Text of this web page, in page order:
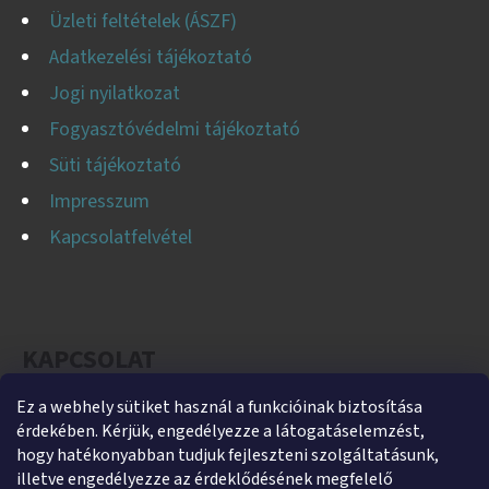
Ez a webhely sütiket használ a funkcióinak biztosítása
érdekében. Kérjük, engedélyezze a látogatáselemzést,
hogy hatékonyabban tudjuk fejleszteni szolgáltatásunk,
illetve engedélyezze az érdeklődésének megfelelő
Üzleti feltételek (ÁSZF)
Adatkezelési tájékoztató
Jogi nyilatkozat
Fogyasztóvédelmi tájékoztató
Süti tájékoztató
Impresszum
Kapcsolatfelvétel
helti@helti.hu
+3679450894
+36305454854